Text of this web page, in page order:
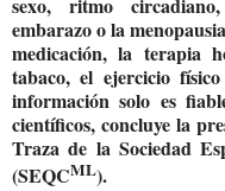
embarazo o la
medicación, la terapia
tabaco, el ejercicio
información solo es
científicos, concluye la
Traza de la Sociedad
(SEQCML).